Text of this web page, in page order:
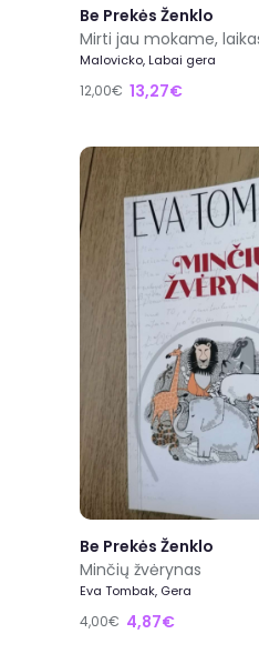
Be Prekės Ženklo
Mirti jau mokame,
Malovicko, Labai gera
12,00€ 13,27€
Be Prekės Ženklo
Minčių žvėrynas
Eva Tombak, Gera
4,00€ 4,87€